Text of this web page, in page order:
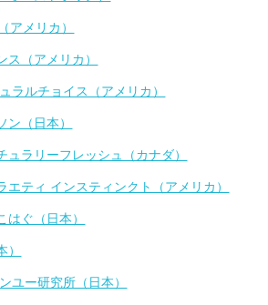
アメリカ）
ス（アメリカ）
ラルチョイス（アメリカ）
ン（日本）
ュラリーフレッシュ（カナダ）
エティ インスティンクト（アメリカ）
はぐ（日本）
ユー研究所（日本）